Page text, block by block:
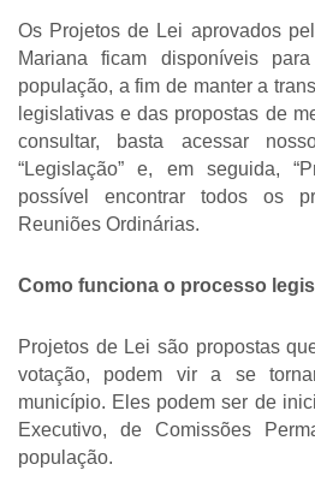
Os Projetos de Lei aprovados
Mariana ficam disponíveis
população, a fim de manter a
legislativas e das propostas de
consultar, basta acessar
“Legislação” e, em seguida,
possível encontrar todos os
Reuniões Ordinárias.
Como funciona o processo
Projetos de Lei são propostas
votação, podem vir a se
município. Eles podem ser de
Executivo, de Comissões
população.